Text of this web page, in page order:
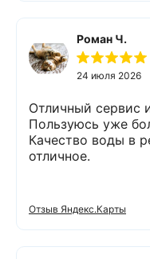
Роман Ч.
24 июля 2026
Отличный сервис
Пользуюсь уже
Качество воды в
отличное.
Отзыв Яндекс.Карты